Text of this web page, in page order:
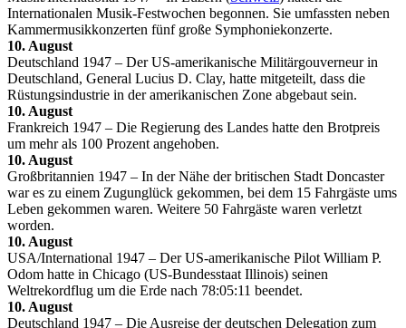
Internationalen Musik-Festwochen begonnen. Sie umfassten neben
Kammermusikkonzerten fünf große Symphoniekonzerte.
10. August
Deutschland 1947 – Der US-amerikanische Militärgouverneur in
Deutschland, General Lucius D. Clay, hatte mitgeteilt, dass die
Rüstungsindustrie in der amerikanischen Zone abgebaut sein.
10. August
Frankreich 1947 – Die Regierung des Landes hatte den Brotpreis
um mehr als 100 Prozent angehoben.
10. August
Großbritannien 1947 – In der Nähe der britischen Stadt Doncaster
war es zu einem Zugunglück gekommen, bei dem 15 Fahrgäste ums
Leben gekommen waren. Weitere 50 Fahrgäste waren verletzt
worden.
10. August
USA/International 1947 – Der US-amerikanische Pilot William P.
Odom hatte in Chicago (US-Bundesstaat Illinois) seinen
Weltrekordflug um die Erde nach 78:05:11 beendet.
10. August
Deutschland 1947 – Die Ausreise der deutschen Delegation zum